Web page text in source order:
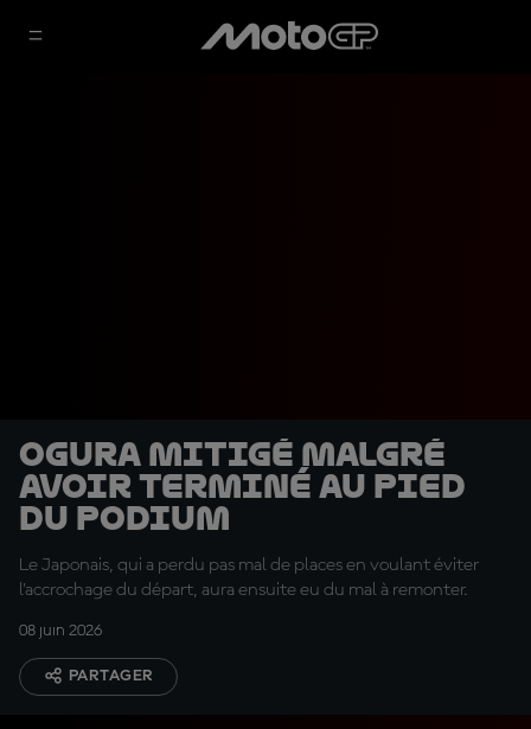
Ogura mitigé malgré
avoir terminé au pied
du podium
Le Japonais, qui a perdu pas mal de places en voulant éviter
l'accrochage du départ, aura ensuite eu du mal à remonter.
08 juin 2026
PARTAGER